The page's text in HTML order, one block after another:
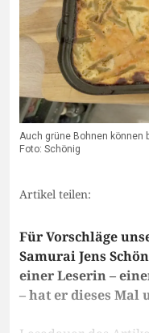
Auch grüne Bohnen
Foto: Schönig
Artikel teilen:
Für Vorschläge
Samurai Jens
einer Leserin –
– hat er dieses Mal